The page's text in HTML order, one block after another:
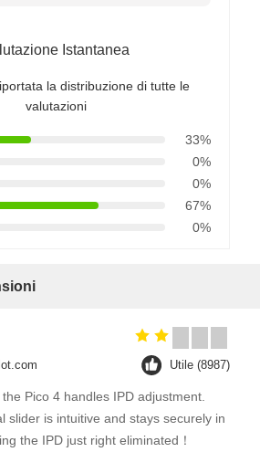
Istantanea
la distribuzione di tutte le
valutazioni
33%
0%
0%
67%
0%
Utile (8987)
Pico 4 handles IPD adjustment.
slider is intuitive and stays securely in
the IPD just right eliminated！